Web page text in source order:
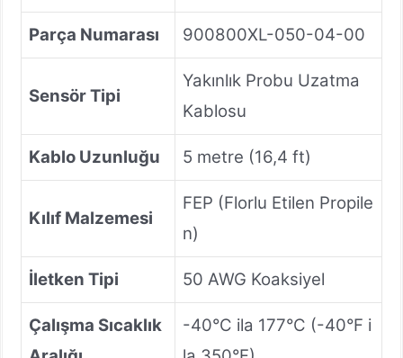
Parça Numarası 900800XL-050-04-00
Sensör Tipi
Yakınlık Probu Uzatma
Kablosu
Kablo Uzunluğu 5 metre (16,4 ft)
Kılıf Malzemesi
FEP (Florlu Etilen Propile
n)
İletken Tipi 50 AWG Koaksiyel
Çalışma Sıcaklık
-40°C ila 177°C (-40°F i